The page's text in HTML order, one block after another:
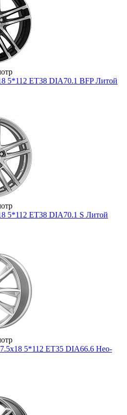
5*112 ET38 DIA70.1 BFP Литой
5*112 ET38 DIA70.1 S Литой
5*112 ET35 DIA66.6 Нео-